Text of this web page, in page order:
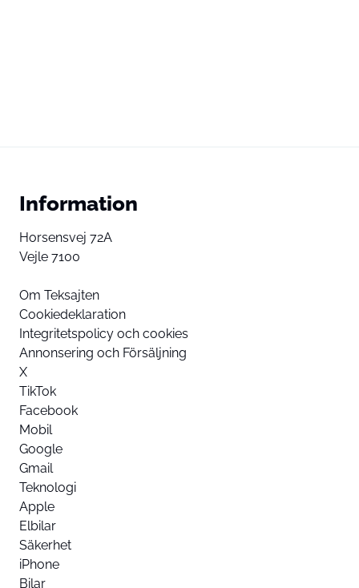
Information
Horsensvej 72A
Vejle 7100
Om Teksajten
Cookiedeklaration
Integritetspolicy och cookies
Annonsering och Försäljning
X
TikTok
Facebook
Mobil
Google
Gmail
Teknologi
Apple
Elbilar
Säkerhet
iPhone
Bilar